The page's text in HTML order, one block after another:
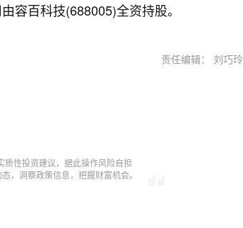
容百科技(688005)全资持股。
责任编辑： 刘巧玲
性投资建议，据此操作风险自担
，洞察政策信息，把握财富机会。